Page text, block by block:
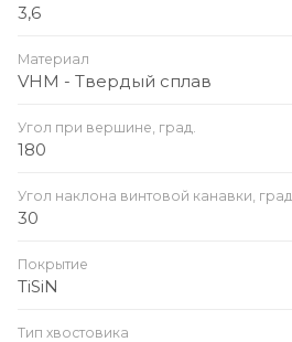
3,6
Материал
VHM - Твердый сплав
Угол при вершине, град.
180
Угол наклона винтовой канавки, град.
30
Покрытие
TiSiN
Тип хвостовика